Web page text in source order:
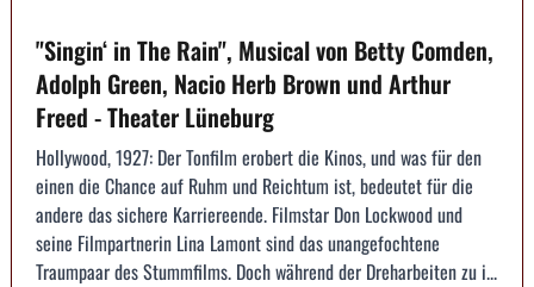
"Singin‘ in The Rain", Musical von Betty Comden,
Adolph Green, Nacio Herb Brown und Arthur
Freed - Theater Lüneburg
Hollywood, 1927: Der Tonfilm erobert die Kinos, und was für den
einen die Chance auf Ruhm und Reichtum ist, bedeutet für die
andere das sichere Karriereende. Filmstar Don Lockwood und
seine Filmpartnerin Lina Lamont sind das unangefochtene
Traumpaar des Stummfilms. Doch während der Dreharbeiten zu i...